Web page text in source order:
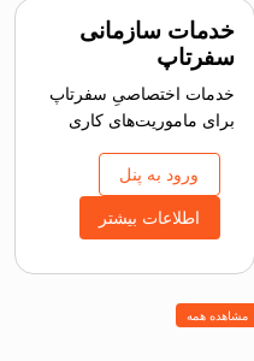
خدمات سازمانی
سفرتاپ
خدمات اختصاصیِ سفرتاپ
برای ماموریت‌های کاری
ورود به پنل
اطلاعات بیشتر
مشاهده همه